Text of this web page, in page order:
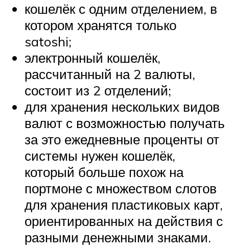
кошелёк с одним отделением, в
котором хранятся только
satoshi;
электронный кошелёк,
рассчитанный на 2 валюты,
состоит из 2 отделений;
для хранения нескольких видов
валют с возможностью получать
за это ежедневные проценты от
системы нужен кошелёк,
который больше похож на
портмоне с множеством слотов
для хранения пластиковых карт,
ориентированных на действия с
разными денежными знаками.